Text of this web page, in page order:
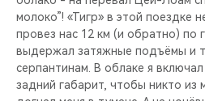
молоко”! «Тигр» в этой поездке
провез нас 12 км (и обратно) по
выдержал затяжные подъёмы и
серпантинам. В облаке я
задний габарит, чтобы никто из